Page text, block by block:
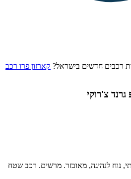
רכבים חדשים בישראל? קארזון פרו רכב
גרנד צ'רוקי
נוח לנהיגה, מאובזר. מרשים. רכב שטח